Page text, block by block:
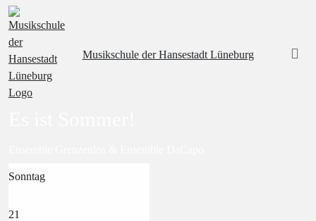
Musikschule der Hansestadt Lüneburg
Sonntag
21